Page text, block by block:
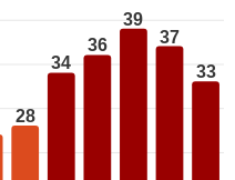
28
34
36
39
37
33